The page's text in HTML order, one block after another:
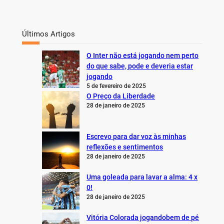
Últimos Artigos
O Inter não está jogando nem perto
do que sabe, pode e deveria estar
jogando
5 de fevereiro de 2025
O Preço da Liberdade
28 de janeiro de 2025
Escrevo para dar voz às minhas
reflexões e sentimentos
28 de janeiro de 2025
Uma goleada para lavar a alma: 4 x
0!
28 de janeiro de 2025
Vitória Colorada jogandobem de pé